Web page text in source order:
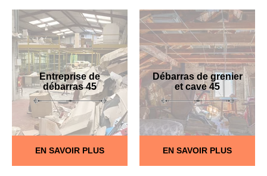
Entreprise de
débarras 45
EN SAVOIR PLUS
Débarras de grenier
et cave 45
EN SAVOIR PLUS